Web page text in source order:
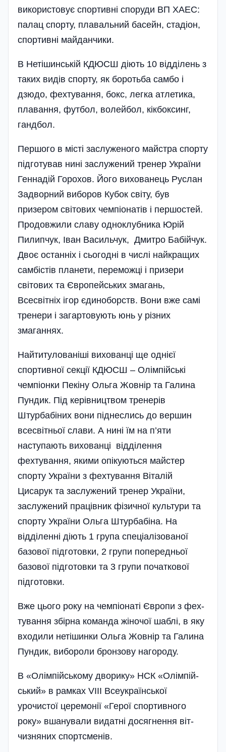
використовує спортивні споруди ВП ХАЕС:
палац спорту, плавальний басейн, стадіон,
спортивні майданчики.
В Нетішинській КДЮСШ діють 10 відділень з
таких видів спорту, як боротьба самбо і
дзюдо, фехтування, бокс, легка атлетика,
плавання, футбол, волейбол, кікбоксинг,
гандбол.
Першого в місті заслуженого майстра спорту
підготував нині заслужений тренер України
Геннадій Горохов. Його вихованець Руслан
Задворний виборов Кубок світу, був
призером світових чемпіонатів і першостей.
Продовжили славу одноклубника Юрій
Пилипчук, Іван Васильчук, Дмитро Бабійчук.
Двоє останніх і сьогодні в числі найкращих
самбістів планети, переможці і призери
світових та Європейських змагань,
Всесвітніх ігор єдиноборств. Вони вже самі
тренери і загартовують юнь у різних
змаганнях.
Найтитулованіші вихованці ще однієї
спортивної секції КДЮСШ – Олімпійські
чемпіонки Пекіну Ольга Жовнір та Галина
Пундик. Під керівництвом тренерів
Штурбабіних вони піднеслись до вершин
всесвітньої слави. А нині їм на п’яти
наступають вихованці відділення
фехтування, якими опікуються майстер
спорту України з фехтування Віталій
Цисарук та заслужений тренер України,
заслужений працівник фізичної культури та
спорту України Ольга Штурбабіна. На
відділенні діють 1 група спеціалізованої
базової підготовки, 2 групи попередньої
базової підготовки та 3 групи початкової
підготовки.
Вже цього року на чемпіонаті Європи з фех­
тування збірна команда жіночої ша­блі, в яку
входили нетішинки Ольга Жовнір та Галина
Пундик, вибороли бронзову нагороду.
В «Олімпійському дворику» НСК «Олім­пій­
ський» в рамках VIII Всеукраїнс­ької
урочистої церемонії «Герої спор­тивного
року» вшанували видатні досягнення віт­
чизняних спортсменів.